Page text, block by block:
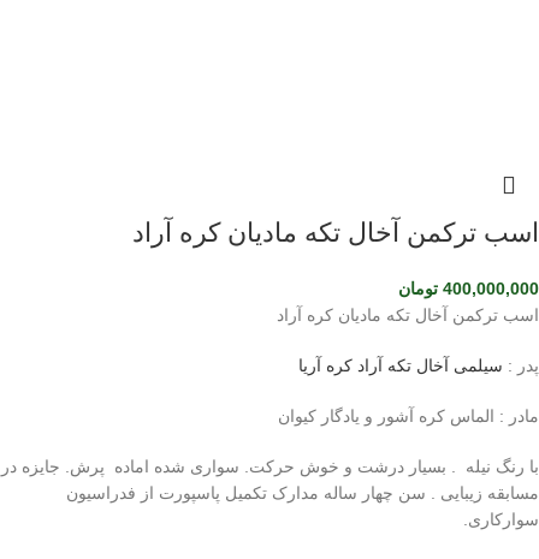
اسب ترکمن آخال تکه مادیان کره آراد
400,000,000 تومان
اسب ترکمن آخال تکه مادیان کره آراد
پدر : سیلمی آخال تکه آراد کره آریا
مادر : الماس کره آشور و یادگار کیوان
با رنگ نیله . بسیار درشت و خوش حرکت. سواری شده اماده پرش. جایزه در
مسابقه زیبایی . سن چهار ساله مدارک تکمیل پاسپورت از فدراسیون
سوارکاری.